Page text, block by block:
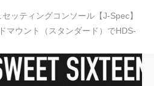
ッティングコンソール【J-Spec】
マウント（スタンダード）でHDS-